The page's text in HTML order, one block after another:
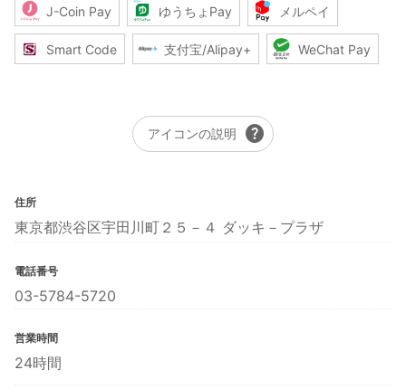
J-Coin Pay ゆうちょPay メルペイ
Smart Code 支付宝/Alipay+ WeChat Pay
アイコンの説明 help
住所
東京都渋谷区宇田川町２５－４ ダッキ－プラザ
電話番号
03-5784-5720
営業時間
24時間